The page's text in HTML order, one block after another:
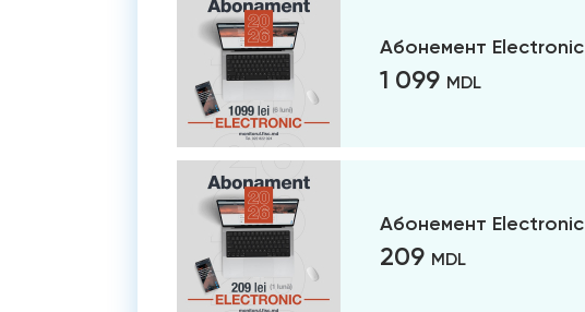
Абонемент Electronic
1 099 MDL
Абонемент Electronic
209 MDL